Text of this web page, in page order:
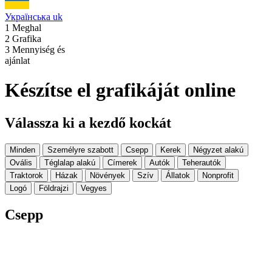
Українська uk
1 Meghal
2 Grafika
3 Mennyiség és
ajánlat
Készítse el grafikáját online
Válassza ki a kezdő kockát
Minden Személyre szabott Csepp Kerek
Négyzet alakú
Ovális
Téglalap alakú Címerek Autók
Teherautók
Traktorok
Házak Növények Szív Állatok
Nonprofit
Logó
Földrajzi Vegyes
Csepp